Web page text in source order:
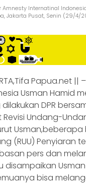
Amnesty Internatinal
Jakarta Pusat, Senin (29/4/
Papua.net ||
Usman Hamid
DPR
Undang-
(RUU) Penyiaran
pers dan
disampaikan
bisa